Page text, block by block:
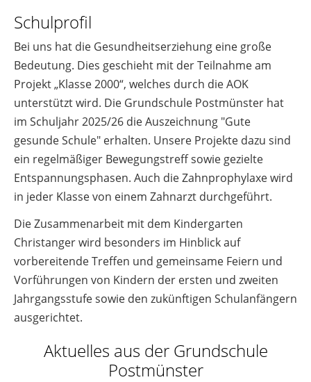
Schulprofil
Bei uns hat die Gesundheitserziehung eine große
Bedeutung. Dies geschieht mit der Teilnahme am
Projekt „Klasse 2000“, welches durch die AOK
unterstützt wird. Die Grundschule Postmünster hat
im Schuljahr 2025/26 die Auszeichnung "Gute
gesunde Schule" erhalten. Unsere Projekte dazu sind
ein regelmäßiger Bewegungstreff sowie gezielte
Entspannungsphasen. Auch die Zahnprophylaxe wird
in jeder Klasse von einem Zahnarzt durchgeführt.
Die Zusammenarbeit mit dem Kindergarten
Christanger wird besonders im Hinblick auf
vorbereitende Treffen und gemeinsame Feiern und
Vorführungen von Kindern der ersten und zweiten
Jahrgangsstufe sowie den zukünftigen Schulanfängern
ausgerichtet.
Aktuelles aus der Grundschule
Postmünster